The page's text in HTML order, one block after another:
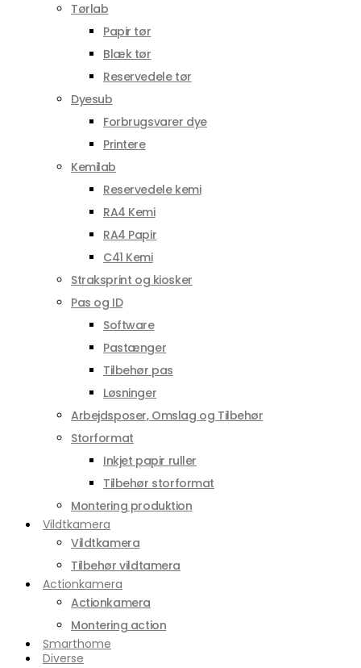
Tørlab
Papir tør
Blæk tør
Reservedele tør
Dyesub
Forbrugsvarer dye
Printere
Kemilab
Reservedele kemi
RA4 Kemi
RA4 Papir
C41 Kemi
Straksprint og kiosker
Pas og ID
Software
Pastænger
Tilbehør pas
Løsninger
Arbejdsposer, Omslag og Tilbehør
Storformat
Inkjet papir ruller
Tilbehør storformat
Montering produktion
Vildtkamera
Vildtkamera
Tilbehør vildtamera
Actionkamera
Actionkamera
Montering action
Smarthome
Diverse